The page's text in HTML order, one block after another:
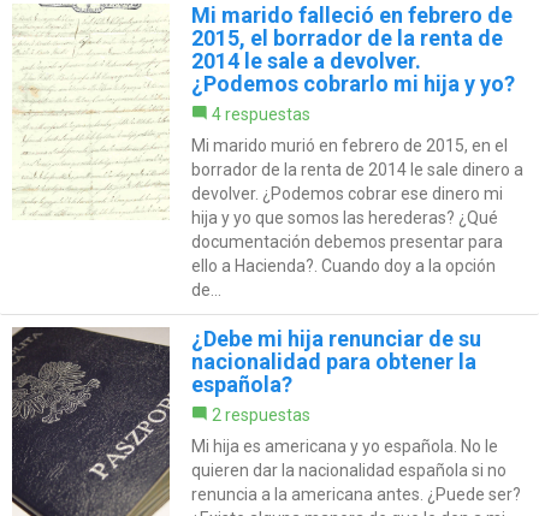
Mi marido falleció en febrero de
2015, el borrador de la renta de
2014 le sale a devolver.
¿Podemos cobrarlo mi hija y yo?
4 respuestas
Mi marido murió en febrero de 2015, en el
borrador de la renta de 2014 le sale dinero a
devolver. ¿Podemos cobrar ese dinero mi
hija y yo que somos las herederas? ¿Qué
documentación debemos presentar para
ello a Hacienda?. Cuando doy a la opción
de...
¿Debe mi hija renunciar de su
nacionalidad para obtener la
española?
2 respuestas
Mi hija es americana y yo española. No le
quieren dar la nacionalidad española si no
renuncia a la americana antes. ¿Puede ser?